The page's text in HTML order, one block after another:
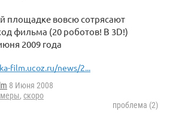
площадке вовсю сотрясают
фильма (20 роботов! В 3D!)
2009 года
film.ucoz.ru/news/2...
8 Июня 2008
, скоро
проблема (2)